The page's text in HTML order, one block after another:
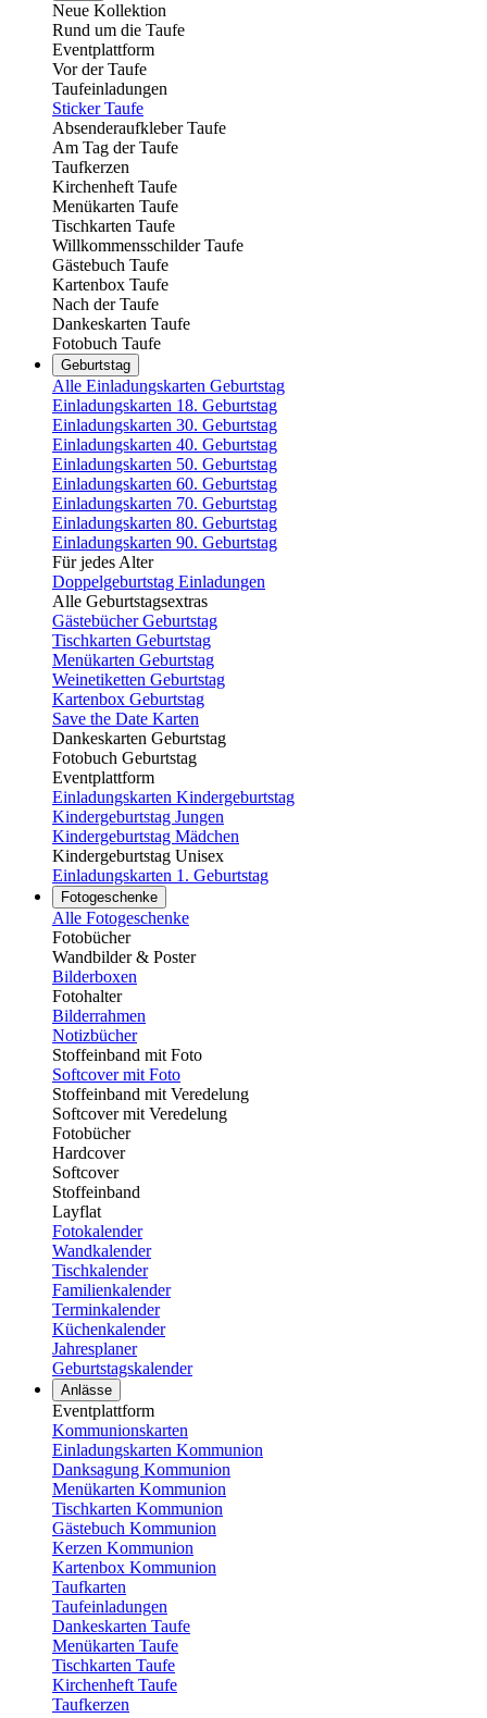
Neue Kollektion
Rund um die Taufe
Eventplattform
Vor der Taufe
Taufeinladungen
Sticker Taufe
Absenderaufkleber Taufe
Am Tag der Taufe
Taufkerzen
Kirchenheft Taufe
Menükarten Taufe
Tischkarten Taufe
Willkommensschilder Taufe
Gästebuch Taufe
Kartenbox Taufe
Nach der Taufe
Dankeskarten Taufe
Fotobuch Taufe
Geburtstag
Alle Einladungskarten Geburtstag
Einladungskarten 18. Geburtstag
Einladungskarten 30. Geburtstag
Einladungskarten 40. Geburtstag
Einladungskarten 50. Geburtstag
Einladungskarten 60. Geburtstag
Einladungskarten 70. Geburtstag
Einladungskarten 80. Geburtstag
Einladungskarten 90. Geburtstag
Für jedes Alter
Doppelgeburtstag Einladungen
Alle Geburtstagsextras
Gästebücher Geburtstag
Tischkarten Geburtstag
Menükarten Geburtstag
Weinetiketten Geburtstag
Kartenbox Geburtstag
Save the Date Karten
Dankeskarten Geburtstag
Fotobuch Geburtstag
Eventplattform
Einladungskarten Kindergeburtstag
Kindergeburtstag Jungen
Kindergeburtstag Mädchen
Kindergeburtstag Unisex
Einladungskarten 1. Geburtstag
Fotogeschenke
Alle Fotogeschenke
Fotobücher
Wandbilder & Poster
Bilderboxen
Fotohalter
Bilderrahmen
Notizbücher
Stoffeinband mit Foto
Softcover mit Foto
Stoffeinband mit Veredelung
Softcover mit Veredelung
Fotobücher
Hardcover
Softcover
Stoffeinband
Layflat
Fotokalender
Wandkalender
Tischkalender
Familienkalender
Terminkalender
Küchenkalender
Jahresplaner
Geburtstagskalender
Anlässe
Eventplattform
Kommunionskarten
Einladungskarten Kommunion
Danksagung Kommunion
Menükarten Kommunion
Tischkarten Kommunion
Gästebuch Kommunion
Kerzen Kommunion
Kartenbox Kommunion
Taufkarten
Taufeinladungen
Dankeskarten Taufe
Menükarten Taufe
Tischkarten Taufe
Kirchenheft Taufe
Taufkerzen